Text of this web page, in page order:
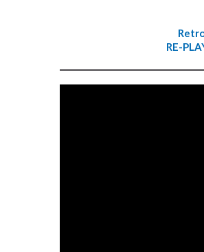
RE-